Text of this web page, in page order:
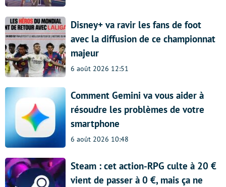
Disney+ va ravir les fans de foot
avec la diffusion de ce championnat
majeur
6 août 2026 12:51
Comment Gemini va vous aider à
résoudre les problèmes de votre
smartphone
6 août 2026 10:48
Steam : cet action-RPG culte à 20 €
vient de passer à 0 €, mais ça ne